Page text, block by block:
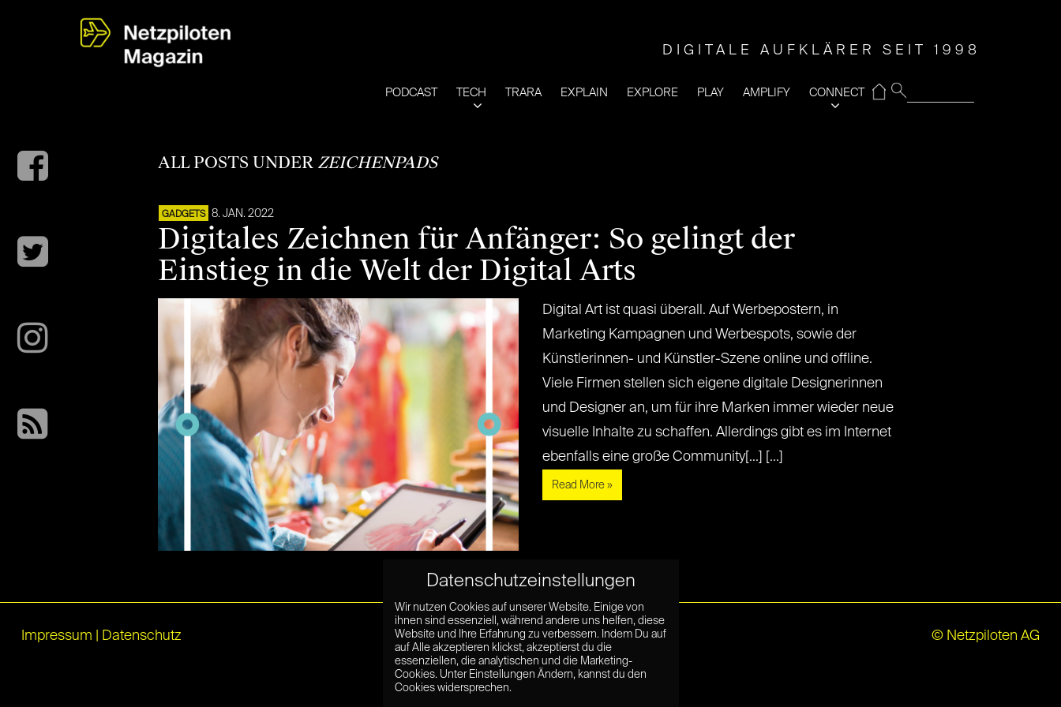
DIGITALE AUFKLÄRER SEIT 1998
PODCAST TECH TRARA EXPLAIN EXPLORE PLAY AMPLIFY CONNECT
⌂
ALL POSTS UNDER ZEICHENPADS
GADGETS 8. JAN. 2022
Digitales Zeichnen für Anfänger: So gelingt der
Einstieg in die Welt der Digital Arts
Digital Art ist quasi überall. Auf Werbepostern, in
Marketing Kampagnen und Werbespots, sowie der
Künstlerinnen- und Künstler-Szene online und offline.
Viele Firmen stellen sich eigene digitale Designerinnen
und Designer an, um für ihre Marken immer wieder neue
visuelle Inhalte zu schaffen. Allerdings gibt es im Internet
ebenfalls eine große Community[...] [...]
Read More »
Impressum Datenschutz © Netzpiloten AG
Datenschutzeinstellungen
Wir nutzen Cookies auf unserer Website. Einige von
ihnen sind essenziell, während andere uns helfen, diese
Website und Ihre Erfahrung zu verbessern. Indem Du auf
auf Alle akzeptieren klickst, akzeptierst du die
essenziellen, die analytischen und die Marketing-
Cookies. Unter Einstellungen Ändern, kannst du den
Cookies widersprechen.